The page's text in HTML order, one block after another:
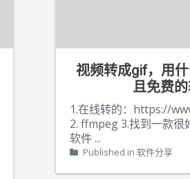
视频转成gif，用
且免费
1.在线转的：https://
2. ffmpeg 3.找到一款很
软件...
Published in软件分享